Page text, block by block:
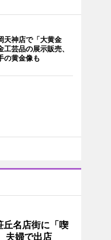
天神店で「大黄金
芸品の展示販売、
の黄金像も
丘名店街に「喫
夫婦で出店